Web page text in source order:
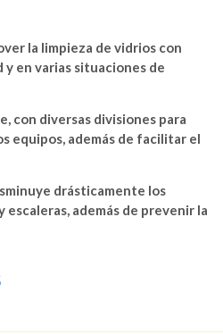
la limpieza de vidrios con
en varias situaciones de
con diversas divisiones para
equipos, además de facilitar el
drásticamente los
escaleras, además de prevenir la